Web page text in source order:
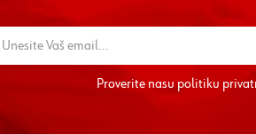
Proverite nasupolitiku